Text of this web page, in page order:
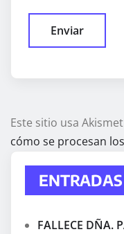
Este sitio usa
cómo se procesan
FALLECE DÑA.